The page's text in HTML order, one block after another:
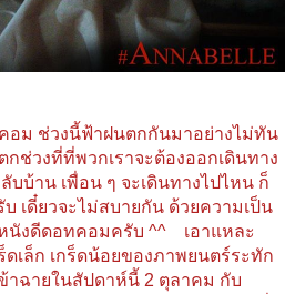
อม ช่วงนี้ฟ้าฝนตกกันมาอย่างไม่ทัน
ช่วงที่ที่พวกเราจะต้องออกเดินทาง
บ้าน เพื่อน ๆ จะเดินทางไปไหน ก็
เดี๋ยวจะไม่สบายกัน ด้วยความเป็น
หนังดีดอทคอมครับ ^^ เอาแหละ
ดเล็ก เกร็ดน้อยของภาพยนตร์ระทัก
าฉายในสัปดาห์นี้ 2 ตุลาคม กับ